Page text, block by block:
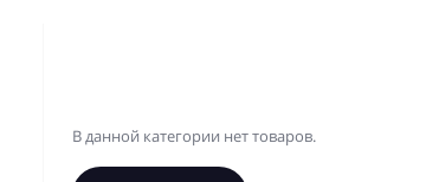
В данной категории нет товаров.